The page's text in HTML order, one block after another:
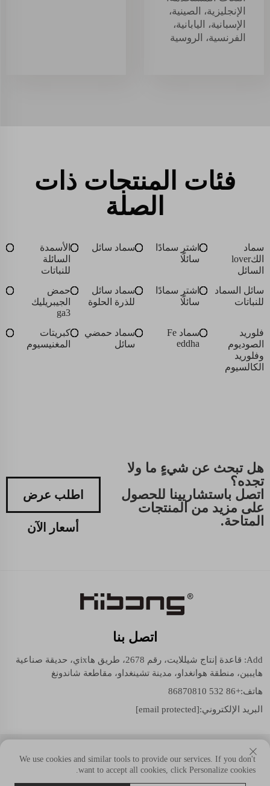
الإنجليزية، الصينية،
الإسبانية، اليابانية،
الفرنسية، الروسية
فئات المنتجات ذات
الصلة
سماد
الكlover
السائل
اشترِ سمادًا
سائلًا
سماد سائل
الأسمدة
السائلة
للنباتات
سائل السماد
للنباتات
اشترِ سمادًا
سائلًا
سماد سائل
للذرة الحلوة
حمض
الجيبريليك
ga3
فلوريد
الصوديوم
وفلوريد
الكالسيوم
سماد Fe
eddha
سماد حمضي
سائل
كبريتات
المغنيسيوم
هل تبحث عن شيءٍ ما ولا
تجده؟
اتصل باستشاريينا للحصول
على مزيد من المنتجات
المتاحة.
اطلب عرض
أسعار الآن
اتصل بنا
Add: قاعدة إنتاج شيللايت، رقم 2678، طريق هاixي، حديقة صناعية
هايبين، منطقة هوانغداو، مدينة تشينغداو، مقاطعة شاندونغ
هاتف:+86 532 86870810
البريد الإلكتروني:[email protected]
حقوق النسخ © شيللايت (مجموعة شاندونغ) المحدودة. جميع الحقوق
محفوظة.
We use cookies and similar tools to provide our services. If you don't
want to accept all cookies, click Personalize cookies.